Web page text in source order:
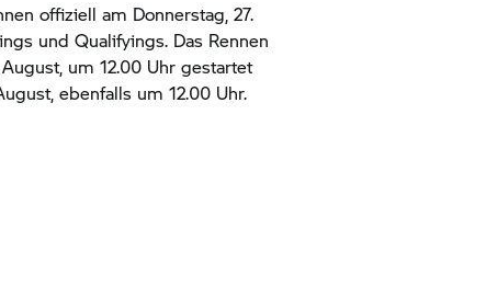
offiziell am Donnerstag, 27.
und Qualifyings. Das Rennen
um 12.00 Uhr gestartet
ebenfalls um 12.00 Uhr.